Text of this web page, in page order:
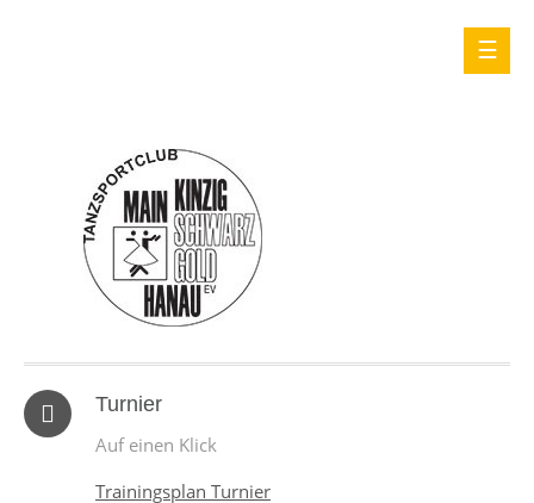
Turnier
Auf einen Klick
Trainingsplan Turnier